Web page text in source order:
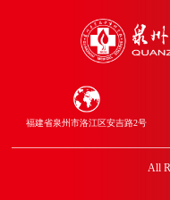
福建省泉州市洛江区安吉路2号
All